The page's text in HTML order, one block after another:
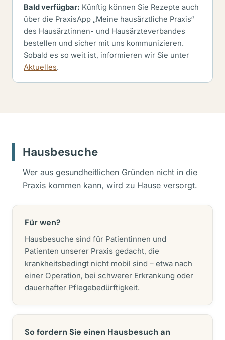
Bald verfügbar: Künftig können Sie Rezepte auch
über die PraxisApp „Meine hausärztliche Praxis“
des Hausärztinnen- und Hausärzteverbandes
bestellen und sicher mit uns kommunizieren.
Sobald es so weit ist, informieren wir Sie unter
Aktuelles.
Hausbesuche
Wer aus gesundheitlichen Gründen nicht in die
Praxis kommen kann, wird zu Hause versorgt.
Für wen?
Hausbesuche sind für Patientinnen und
Patienten unserer Praxis gedacht, die
krankheitsbedingt nicht mobil sind – etwa nach
einer Operation, bei schwerer Erkrankung oder
dauerhafter Pflegebedürftigkeit.
So fordern Sie einen Hausbesuch an